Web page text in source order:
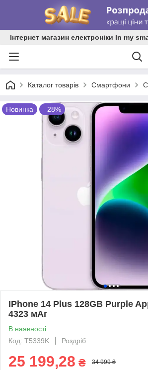
Інтернет магазин електроніки In my
Каталог товарів Смартфони
Новинка –28%
IPhone 14 Plus 128GB Purple
4323 мАг
В наявності
Код: T5339K
Роздріб
25 199,28 ₴ 34 999 ₴